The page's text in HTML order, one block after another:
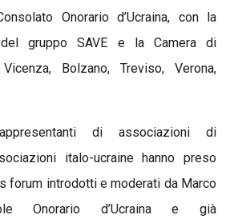
Onorario d’Ucraina, con la
del gruppo SAVE e la Camera di
Bolzano, Treviso, Verona,
di associazioni di
italo-ucraine hanno preso
forum introdotti e moderati da Marco
Onorario d’Ucraina e già